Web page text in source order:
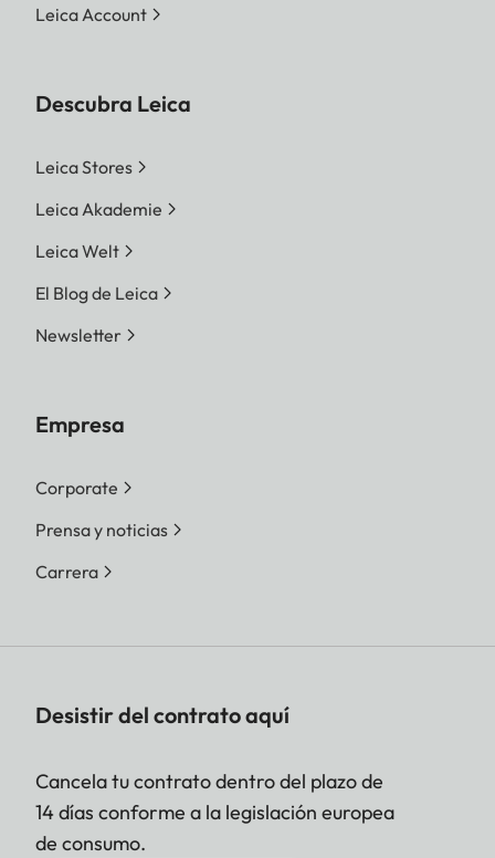
Leica Account
Descubra Leica
Leica Stores
Leica Akademie
Leica Welt
El Blog de Leica
Newsletter
Empresa
Corporate
Prensa y noticias
Carrera
Desistir del contrato aquí
Cancela tu contrato dentro del plazo de
14 días conforme a la legislación europea
de consumo.